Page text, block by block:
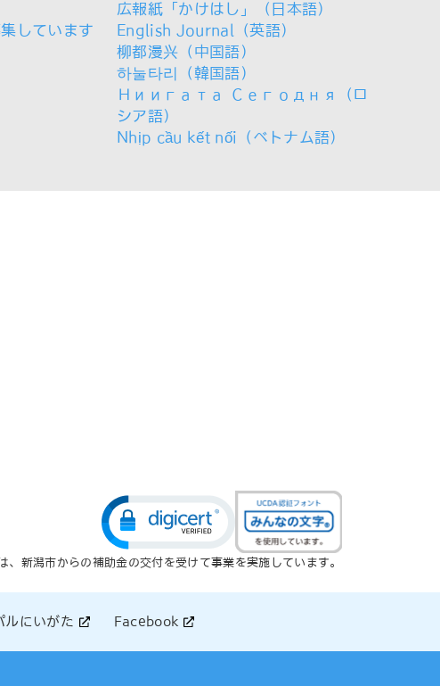
しています
広報紙「かけはし」（日本語）
English Journal（英語）
柳都漫兴（中国語）
하눌타리（韓国語）
Ниигата Сегодня（ロ
シア語）
Nhịp cầu kết nối（ベトナム語）
、新潟市からの補助金の交付を受けて事業を実施しています。
ルにいがた Facebook